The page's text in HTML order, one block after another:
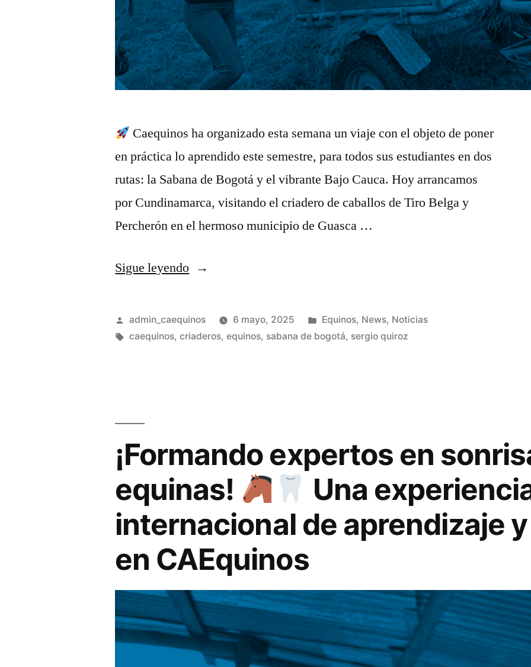
Caequinos ha organizado esta semana un viaje con el objeto de poner
en práctica lo aprendido este semestre, para todos sus estudiantes en dos
rutas: la Sabana de Bogotá y el vibrante Bajo Cauca. Hoy arrancamos
por Cundinamarca, visitando el criadero de caballos de Tiro Belga y
Percherón en el hermoso municipio de Guasca …
Sigue leyendo
admin_caequinos 6 mayo, 2025 Equinos, News, Noticias
caequinos,criaderos,equinos, sabana de bogotá, sergio quiroz
¡Formando expertos en
equinas!
Una
internacional de aprendizaje
en CAEquinos